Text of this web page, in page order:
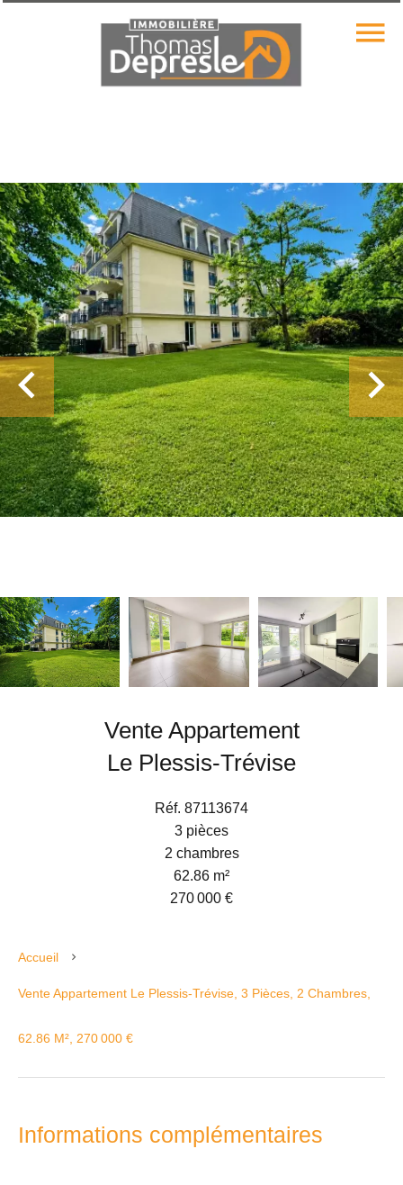
Vente Appartement
Le Plessis-Trévise
Réf. 87113674
3 pièces
2 chambres
62.86 m²
270 000 €
Accueil
Vente Appartement Le Plessis-Trévise, 3 Pièces, 2 Chambres,
62.86 M², 270 000 €
Informations complémentaires